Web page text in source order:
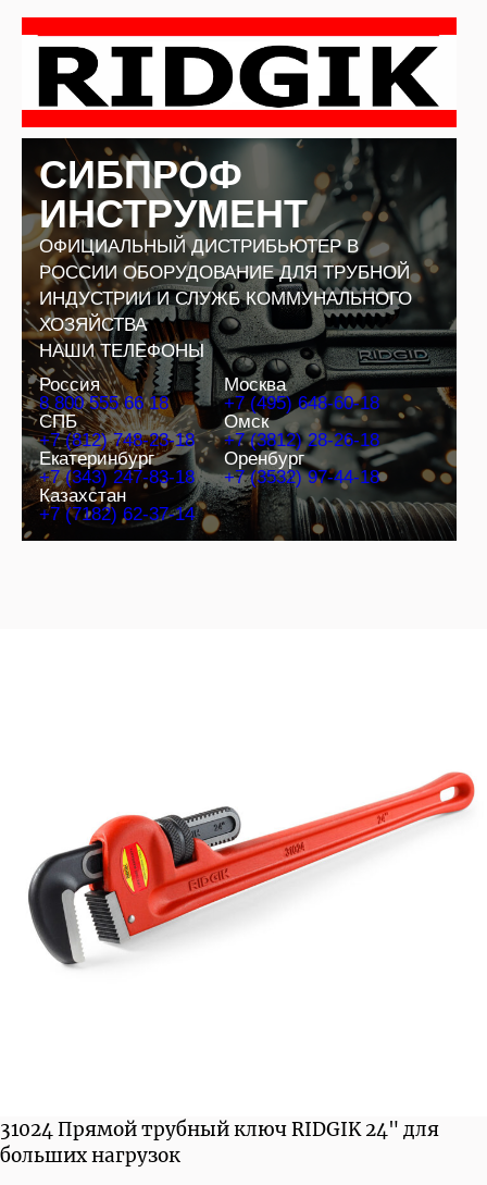
Перейти
содержимому
СИБПРОФ
ИНСТРУМЕНТ
ОФИЦИАЛЬНЫЙ ДИСТРИБЬЮТЕР В
РОССИИ ОБОРУДОВАНИЕ ДЛЯ ТРУБНОЙ
ИНДУСТРИИ И СЛУЖБ КОММУНАЛЬНОГО
ХОЗЯЙСТВА
НАШИ ТЕЛЕФОНЫ
Россия
8 800 555 66 18
Москва
+7 (495) 648-60-18
СПБ
+7 (812) 748-23-18
Омск
+7 (3812) 28-26-18
Екатеринбург
+7 (343) 247-83-18
Оренбург
+7 (3532) 97-44-18
Казахстан
+7 (7182) 62-37-14
31024 Прямой трубный ключ RIDGIK 24" для
больших нагрузок